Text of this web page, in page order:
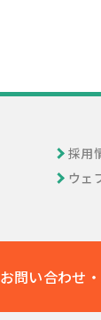
採用
ウェ
お問い合わせ